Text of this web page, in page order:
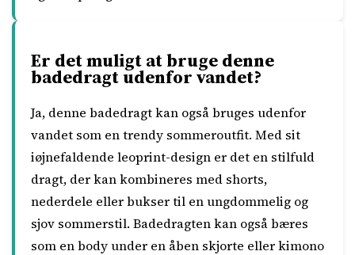
Er det muligt at bruge denne
badedragt udenfor vandet?
Ja, denne badedragt kan også bruges udenfor
vandet som en trendy sommeroutfit. Med sit
iøjnefaldende leoprint-design er det en stilfuld
dragt, der kan kombineres med shorts,
nederdele eller bukser til en ungdommelig og
sjov sommerstil. Badedragten kan også bæres
som en body under en åben skjorte eller kimono